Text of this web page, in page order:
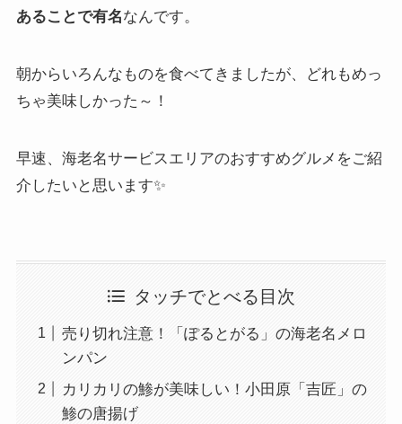
あることで有名なんです。
朝からいろんなものを食べてきましたが、どれもめっ
ちゃ美味しかった～！
早速、海老名サービスエリアのおすすめグルメをご紹
介したいと思います✨
タッチでとべる目次
売り切れ注意！「ぽるとがる」の海老名メロ
ンパン
カリカリの鯵が美味しい！小田原「吉匠」の
鯵の唐揚げ